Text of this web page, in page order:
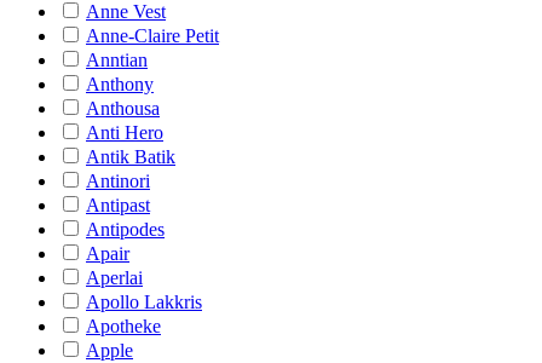
Anne Vest
Anne-Claire Petit
Anntian
Anthony
Anthousa
Anti Hero
Antik Batik
Antinori
Antipast
Antipodes
Apair
Aperlai
Apollo Lakkris
Apotheke
Apple